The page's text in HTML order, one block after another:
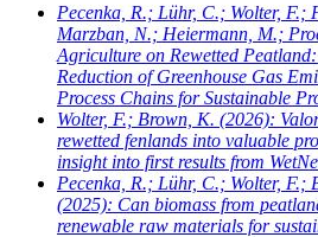
Pecenka, R.; Lühr, C.; Wolter,
Marzban, N.; Heiermann, M.;
Agriculture on Rewetted
Reduction of Greenhouse Gas
Process Chains for Sustainable
Wolter, F.; Brown, K. (2026):
rewetted fenlands into valuable
insight into first results from
Pecenka, R.; Lühr, C.; Wolter,
(2025): Can biomass from
renewable raw materials for